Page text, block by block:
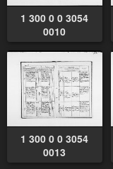
1 300 0 0 3054
0010
1 300 0 0 3054
0013